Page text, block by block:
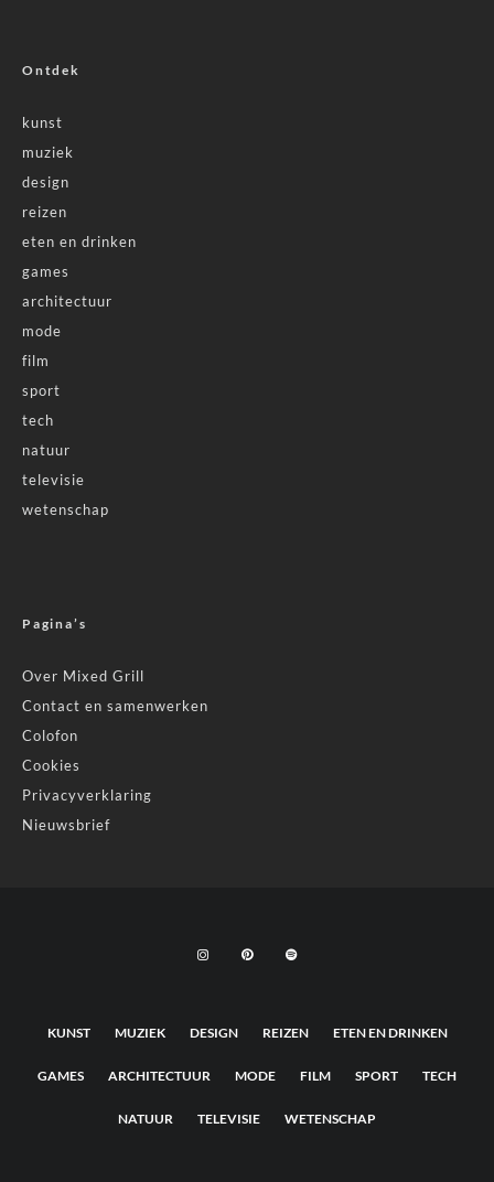
Ontdek
kunst
muziek
design
reizen
eten en drinken
games
architectuur
mode
film
sport
tech
natuur
televisie
wetenschap
Pagina’s
Over Mixed Grill
Contact en samenwerken
Colofon
Cookies
Privacyverklaring
Nieuwsbrief
KUNST MUZIEK DESIGN REIZEN ETEN EN DRINKEN
GAMES ARCHITECTUUR MODE FILM SPORT TECH
NATUUR TELEVISIE WETENSCHAP